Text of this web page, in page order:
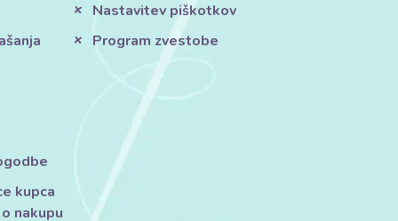
kupca
nakupu
Nastavitev piškotkov
Program zvestobe